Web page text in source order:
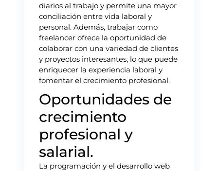
diarios al trabajo y permite una mayor
conciliación entre vida laboral y
personal. Además, trabajar como
freelancer ofrece la oportunidad de
colaborar con una variedad de clientes
y proyectos interesantes, lo que puede
enriquecer la experiencia laboral y
fomentar el crecimiento profesional.
Oportunidades de
crecimiento
profesional y
salarial.
La programación y el desarrollo web